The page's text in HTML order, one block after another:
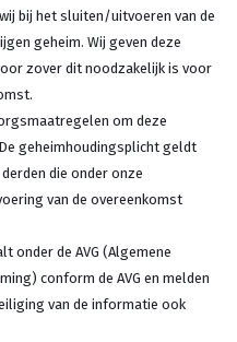
bij het sluiten/uitvoeren van de
geheim. Wij geven deze
zover dit noodzakelijk is voor
om deze
geheimhoudingsplicht geldt
die onder onze
van de overeenkomst
onder de AVG (Algemene
conform de AVG en melden
van de informatie ook